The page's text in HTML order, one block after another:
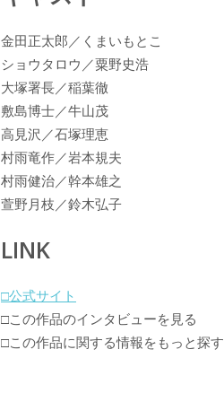
金田正太郎／くまいもとこ
ショウタロウ／粟野史浩
大塚署長／稲葉徹
敷島博士／牛山茂
高見沢／石塚理恵
村雨竜作／岩本規夫
村雨健治／幹本雄之
萱野月枝／鈴木弘子
LINK
□公式サイト
□この作品のインタビューを見る
□この作品に関する情報をもっと探す